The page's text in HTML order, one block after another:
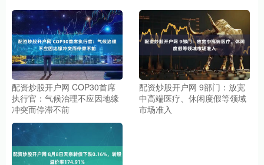
配资炒股开户网 COP30首席
执行官：气候治理不应因地缘
冲突而停滞不前
配资炒股开户网 9部门：放宽
中高端医疗、休闲度假等领域
市场准入